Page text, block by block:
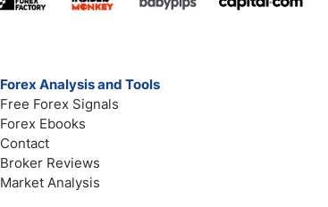
Forex Analysis and Tools
Free Forex Signals
Forex Ebooks
Contact
Broker Reviews
Market Analysis